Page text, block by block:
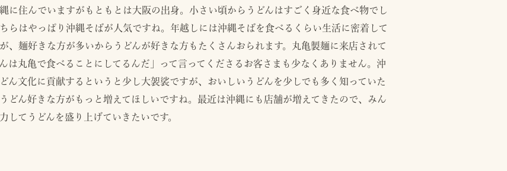
に住んでいますがもともとは大阪の出身。小さい頃からうどんはすごく身近な食べ物でし
らはやっぱり沖縄そばが人気ですね。年越しには沖縄そばを食べるくらい生活に密着して
、麺好きな方が多いからうどんが好きな方もたくさんおられます。丸亀製麺に来店されて
んは丸亀で食べることにしてるんだ」って言ってくださるお客さまも少なくありません。沖
ん文化に貢献するというと少し大袈裟ですが、おいしいうどんを少しでも多く知っていた
どん好きな方がもっと増えてほしいですね。最近は沖縄にも店舗が増えてきたので、みん
してうどんを盛り上げていきたいです。